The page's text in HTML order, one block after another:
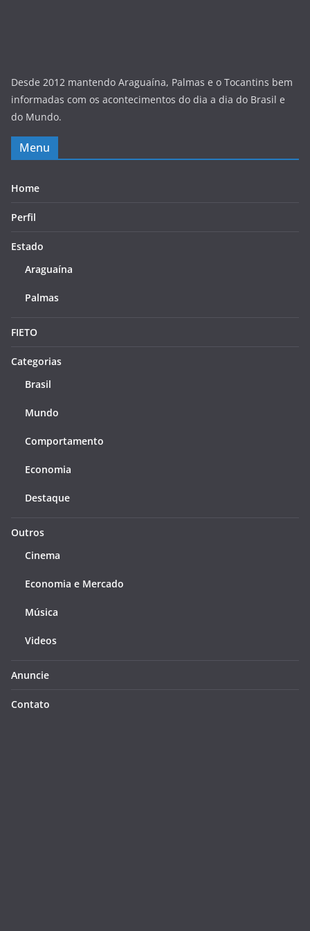
Desde 2012 mantendo Araguaína, Palmas e o Tocantins bem
informadas com os acontecimentos do dia a dia do Brasil e
do Mundo.
Menu
Home
Perfil
Estado
Araguaína
Palmas
FIETO
Categorias
Brasil
Mundo
Comportamento
Economia
Destaque
Outros
Cinema
Economia e Mercado
Música
Videos
Anuncie
Contato